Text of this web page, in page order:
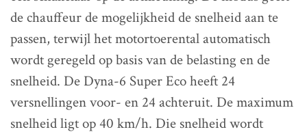
de chauffeur de mogelijkheid de snelheid aan te
passen, terwijl het motortoerental automatisch
wordt geregeld op basis van de belasting en de
snelheid. De Dyna-6 Super Eco heeft 24
versnellingen voor- en 24 achteruit. De maximum
snelheid ligt op 40 km/h. Die snelheid wordt